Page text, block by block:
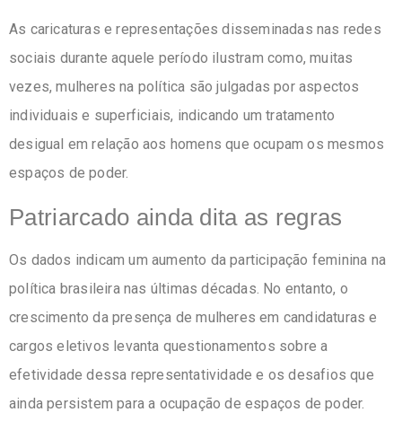
As caricaturas e representações disseminadas nas redes
sociais durante aquele período ilustram como, muitas
vezes, mulheres na política são julgadas por aspectos
individuais e superficiais, indicando um tratamento
desigual em relação aos homens que ocupam os mesmos
espaços de poder.
Patriarcado ainda dita as regras
Os dados indicam um aumento da participação feminina na
política brasileira nas últimas décadas. No entanto, o
crescimento da presença de mulheres em candidaturas e
cargos eletivos levanta questionamentos sobre a
efetividade dessa representatividade e os desafios que
ainda persistem para a ocupação de espaços de poder.